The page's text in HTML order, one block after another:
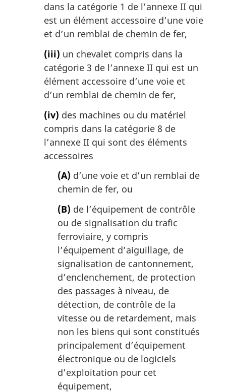
dans la catégorie 1 de l’annexe II qui
est un élément accessoire d’une voie
et d’un remblai de chemin de fer,
(iii) un chevalet compris dans la
catégorie 3 de l’annexe II qui est un
élément accessoire d’une voie et
d’un remblai de chemin de fer,
(iv) des machines ou du matériel
compris dans la catégorie 8 de
l’annexe II qui sont des éléments
accessoires
(A) d’une voie et d’un remblai de
chemin de fer, ou
(B) de l’équipement de contrôle
ou de signalisation du trafic
ferroviaire, y compris
l’équipement d’aiguillage, de
signalisation de cantonnement,
d’enclenchement, de protection
des passages à niveau, de
détection, de contrôle de la
vitesse ou de retardement, mais
non les biens qui sont constitués
principalement d’équipement
électronique ou de logiciels
d’exploitation pour cet
équipement,